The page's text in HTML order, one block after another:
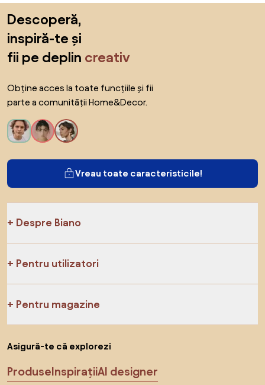
Descoperă,
inspiră-te și
fii pe deplin creativ
Obține acces la toate funcțiile și fii
parte a comunității Home&Decor.
Vreau toate caracteristicile!
Despre Biano
Pentru utilizatori
Pentru magazine
Asigură-te că explorezi
ProduseInspirațiiAI designer